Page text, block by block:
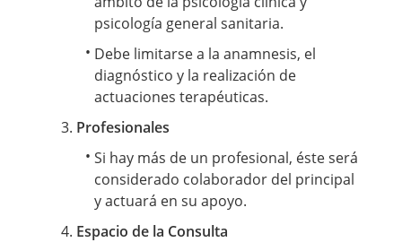
psicología general sanitaria.
Debe limitarse a la anamnesis, el
diagnóstico y la realización de
actuaciones terapéuticas.
Profesionales
Si hay más de un profesional, éste será
considerado colaborador del principal
y actuará en su apoyo.
Espacio de la Consulta